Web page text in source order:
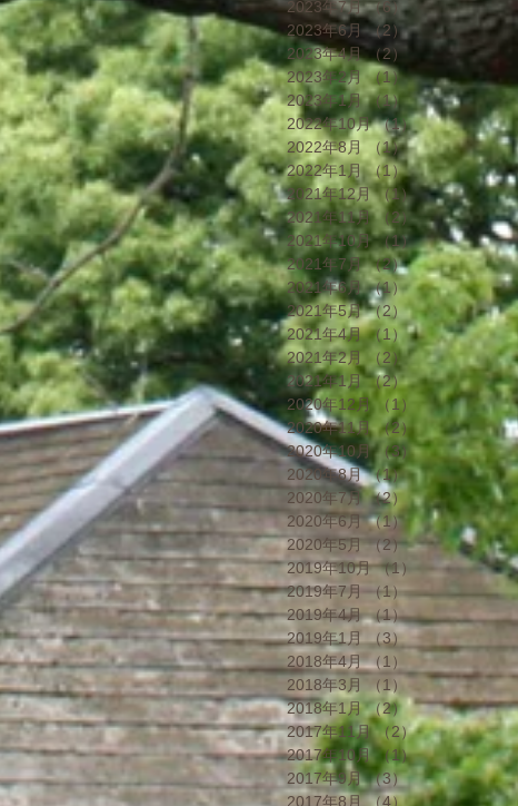
2023年7月 （6）6件の記事
2023年6月 （2）2件の記事
2023年4月 （2） 2件の記事
2023年2月 （1）1件の記事
2023年1月 （1）1件の記事
2022年10月 （1）1件の記事
2022年8月
（1）1件の記事
2022年1月 （1）1件の記事
2021年12月 （1）1件の記事
2021年11月 （2）2件の記事
2021年10月 （1）1件の記事
2021年7月 （2）2件の記事
2021年6月 （1）1件の記事
2021年5月 （2）2件の記事
2021年4月 （1）1件の記事
2021年2月
（2）2件の記事
2021年1月 （2）2件の記事
2020年12月 （1）
1件の記事
2020年11月 （2）
2件の記事
2020年10月 （3）3件の記事
2020年8月 （1） 1件の記事
2020年7月 （2） 2件の記事
2020年6月 （1） 1件の記事
2020年5月 （2）2件の記事
2019年10月 （1）
1件の記事
2019年7月 （1）1件の記事
2019年4月 （1）1件の記事
2019年1月
（3） 3件の記事
2018年4月 （1）
1件の記事
2018年3月
（1）
1件の記事
2018年1月 （2） 2件の記事
2017年11月 （2）2件の記事
2017年10月 （1）1件の記事
2017年9月 （3）3件の記事
2017年8月 （4）4件の記事